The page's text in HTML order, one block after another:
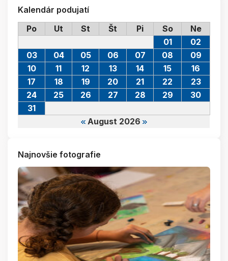
Kalendár podujatí
Po
Ut St Št Pi So Ne
August 2026
01
02
03
04 05 06 07 08
09
10
11 12 13 14 15
16
17
18 19 20 21 22
23
24
25 26 27 28 29
30
31
Najnovšie fotografie